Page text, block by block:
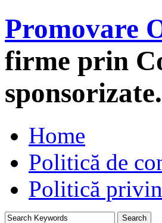
Promovare
firme prin
sponsorizate.
Home
Politică de
Politică